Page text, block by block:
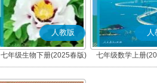
人教版
七年级生物下册(2025春版)
人
七年级数学上册